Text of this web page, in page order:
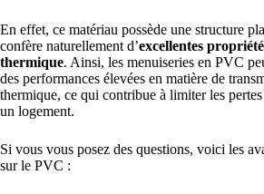
En effet, ce matériau possède une structure
confère naturellement d’excellentes
thermique. Ainsi, les menuiseries en PVC
des performances élevées en matière de
thermique, ce qui contribue à limiter les pertes
un logement.
Si vous vous posez des questions, voici les
sur le PVC :